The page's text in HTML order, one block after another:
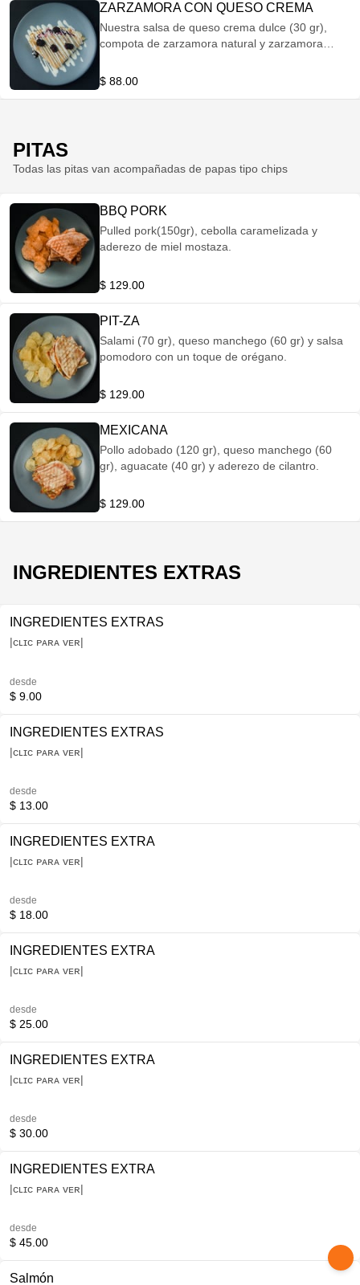
ZARZAMORA CON QUESO CREMA
Nuestra salsa de queso crema dulce (30 gr),
compota de zarzamora natural y zarzamora
$ 88.00
PITAS
Todas las pitas van acompañadas de papas tipo chips
BBQ PORK
Pulled pork(150gr), cebolla caramelizada y
aderezo de miel mostaza.
$ 129.00
PIT-ZA
Salami (70 gr), queso manchego (60 gr) y salsa
pomodoro con un toque de orégano.
$ 129.00
MEXICANA
Pollo adobado (120 gr), queso manchego (60
gr), aguacate (40 gr) y aderezo de cilantro.
$ 129.00
INGREDIENTES EXTRAS
INGREDIENTES EXTRAS
|ᴄʟɪᴄ ᴘᴀʀᴀ ᴠᴇʀ|
desde
$ 9.00
INGREDIENTES EXTRAS
|ᴄʟɪᴄ ᴘᴀʀᴀ ᴠᴇʀ|
desde
$ 13.00
INGREDIENTES EXTRA
|ᴄʟɪᴄ ᴘᴀʀᴀ ᴠᴇʀ|
desde
$ 18.00
INGREDIENTES EXTRA
|ᴄʟɪᴄ ᴘᴀʀᴀ ᴠᴇʀ|
desde
$ 25.00
INGREDIENTES EXTRA
|ᴄʟɪᴄ ᴘᴀʀᴀ ᴠᴇʀ|
desde
$ 30.00
INGREDIENTES EXTRA
|ᴄʟɪᴄ ᴘᴀʀᴀ ᴠᴇʀ|
desde
$ 45.00
Salmón